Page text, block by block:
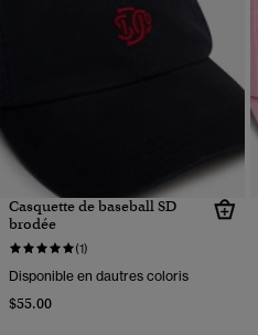
Casquette de baseball SD
brodée
(1)
Disponible en dautres coloris
$55.00